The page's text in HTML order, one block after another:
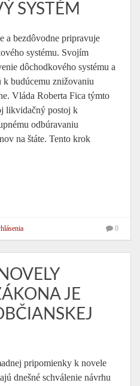
SYSTÉM
a bezdôvodne pripravuje
systému. Svojím
dôchodkového systému a
budúcemu znižovaniu
Vláda Roberta Fica týmto
likvidačný postoj k
odbúravaniu
na štáte. Tento krok
0
JE
pripomienky k novele
dnešné schválenie návrhu